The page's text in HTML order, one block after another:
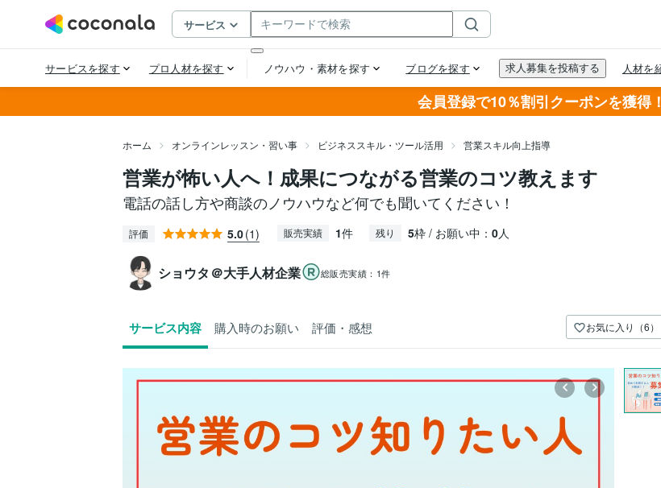
会員登録で10％割引クーポンを獲得！
ホーム オンラインレッスン・習い事 ビジネススキル・ツール活用 営業スキル向上指導
営業が怖い人へ！成果につながる営業のコツ教えます
電話の話し方や商談のノウハウなど何でも聞いてください！
評価 5.0(1) 販売実績 1件 残り 5枠 / お願い中： 0人
ショウタ＠大手人材企業 総販売実績： 1件
サービス内容 購入時のお願い 評価・感想 お気に入り（6）